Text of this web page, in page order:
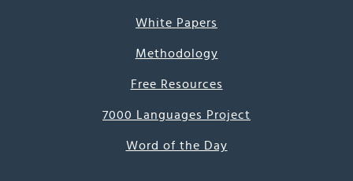
White Papers
Methodology
Free Resources
7000 Languages Project
Word of the Day